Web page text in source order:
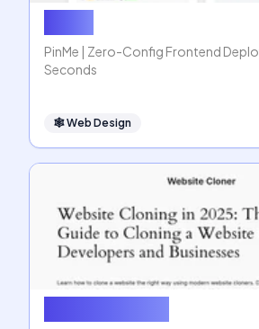
PinMe | Zero-Config Frontend
Seconds
🕸Web Design